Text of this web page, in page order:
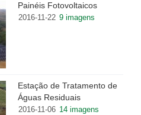
Painéis Fotovoltaicos
2016-11-22 9 imagens
Estação de Tratamento de
Águas Residuais
2016-11-06 14 imagens